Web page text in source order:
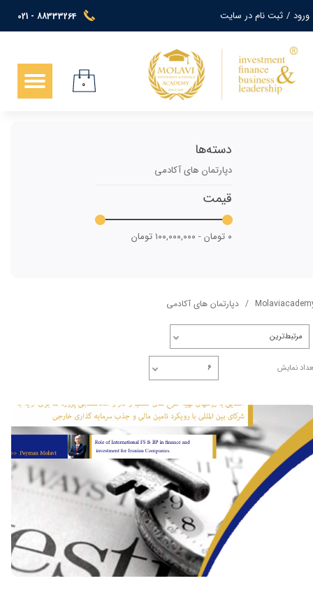
021 - 88333264 ورود / ثبت نام در سایت
حساب کاربری من
تغییر گذر واژه
سفارشات
۰
دپارتمان های آکادمی
مرتبط‌ترین
نمایش ۶
دسته‌ها
دپارتمان های آکادمی
قیمت
۰ تومان - ۱۰۰,۰۰۰,۰۰۰ تومان